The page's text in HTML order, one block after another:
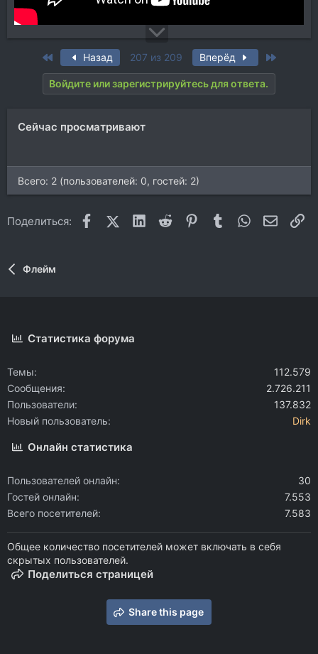
First Назад 207 из 209 Вперёд
Войдите или зарегистрируйтесь для ответа.
Сейчас просматривают
Всего: 2 (пользователей: 0, гостей: 2)
Поделиться: FacebookX (Twitter)
LinkedIn
Reddit Pinterest
Tumblr WhatsApp
Флейм
Статистика форума
Темы
112.579
Сообщения
2.726.211
Пользователи
137.832
Новый пользователь
Dirk
Онлайн статистика
Пользователей онлайн
30
Гостей онлайн
7.553
Всего посетителей
7.583
Общее количество посетителей может включать в себя
скрытых пользователей.
Поделиться страницей
Share this page